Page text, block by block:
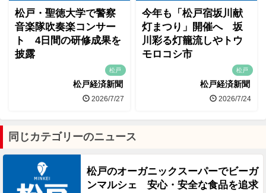
松戸・聖徳大学で警察
音楽隊吹奏楽コンサー
ト 4日間の研修成果を
披露
松戸
松戸経済新聞
2026/7/27
今年も「松戸宿坂川献
灯まつり」開催へ 坂
川彩る灯籠流しやトウ
モロコシ市
松戸
松戸経済新聞
2026/7/24
同じカテゴリーのニュース
松戸のオーガニックスーパーでビーガ
ンマルシェ 安心・安全な食品を追求